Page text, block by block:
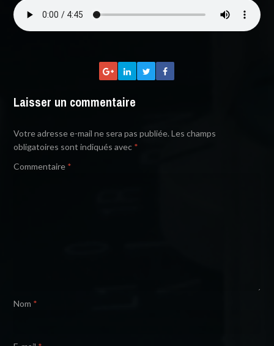
Laisser un commentaire
Votre adresse e-mail ne sera pas publiée. Les champs
obligatoires sont indiqués avec *
Commentaire *
Nom *